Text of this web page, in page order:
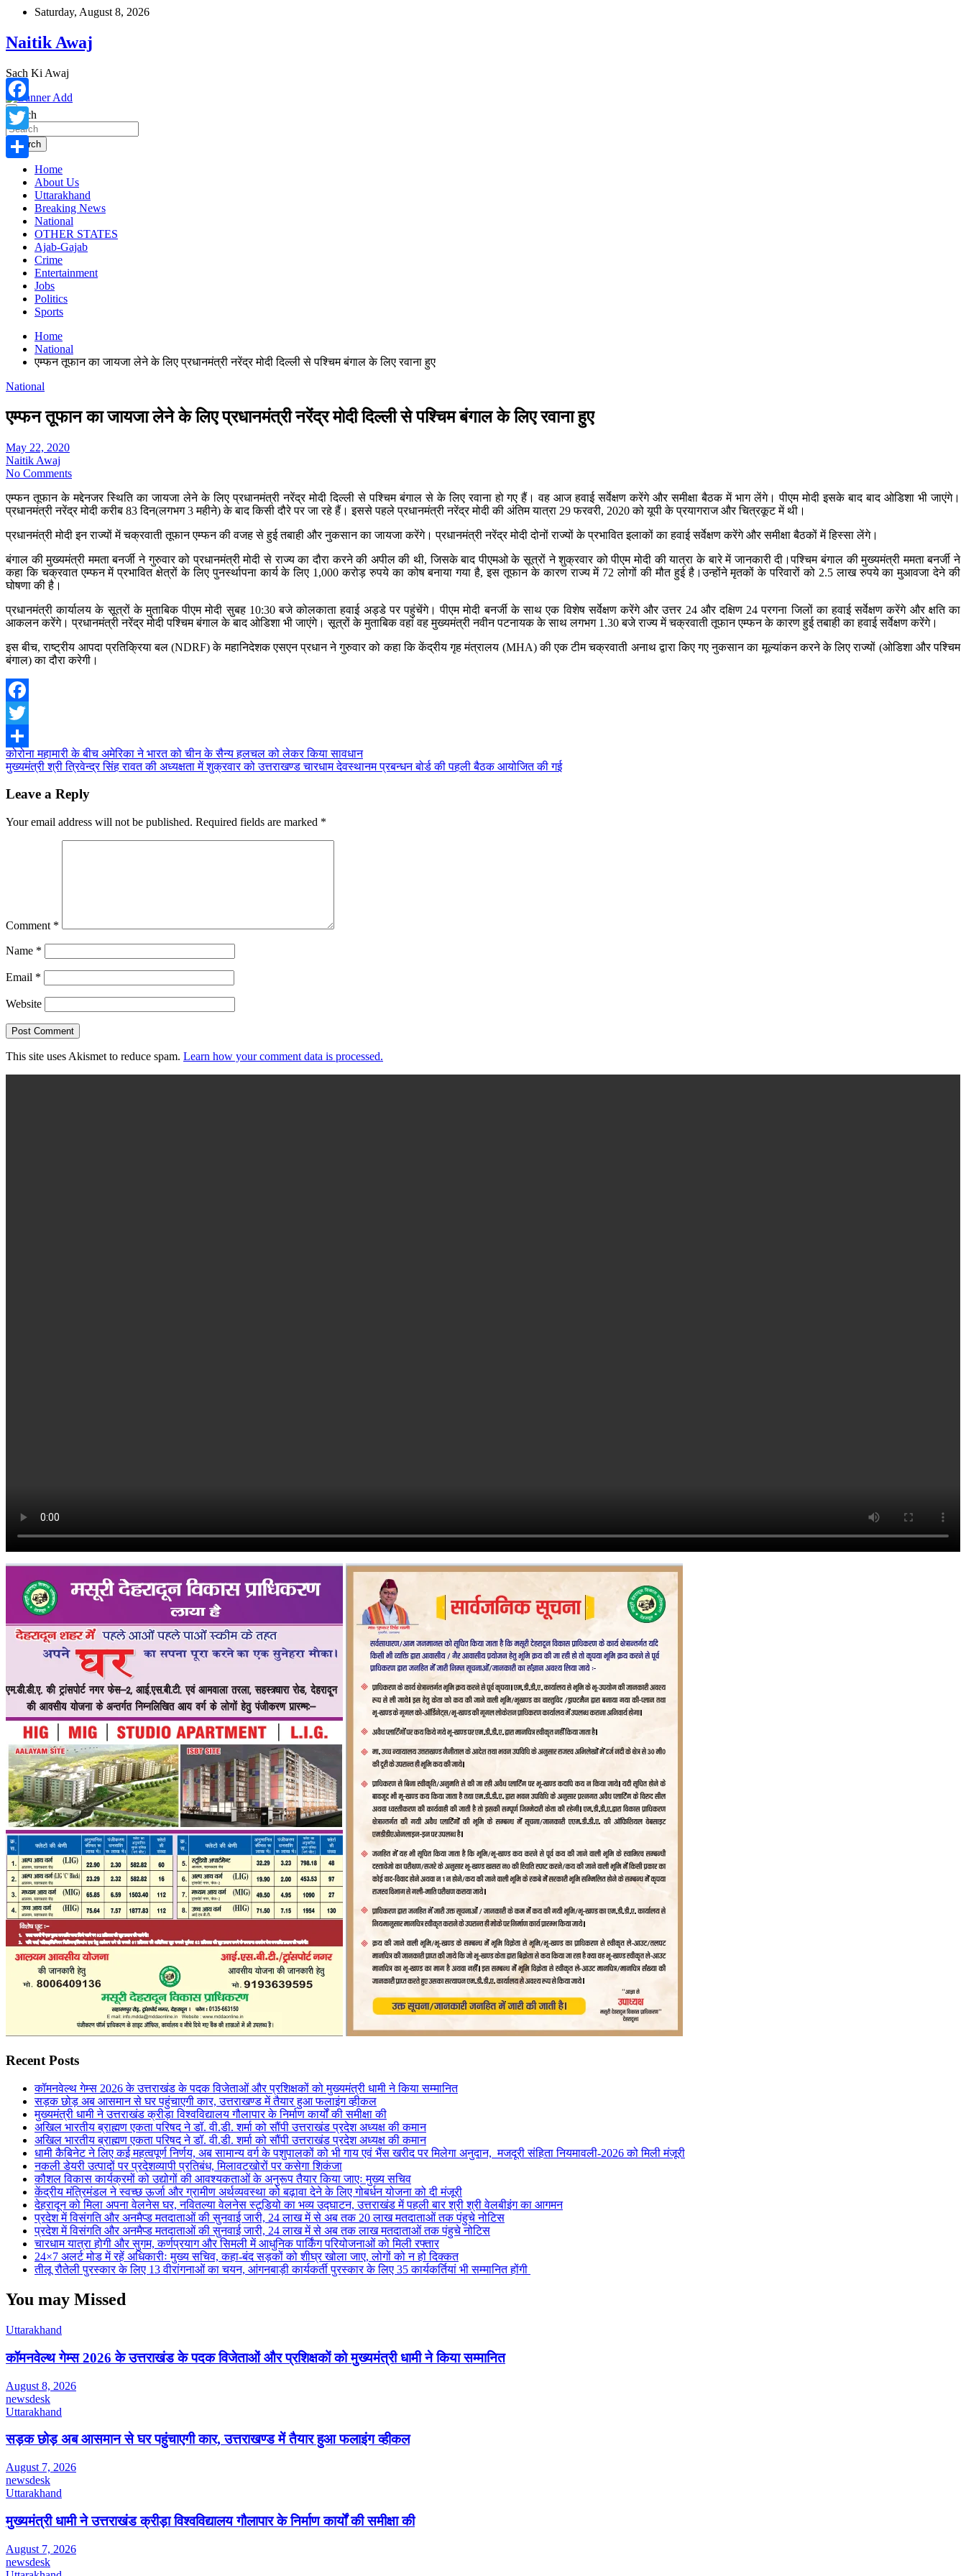
Skip
content
Saturday, August 8, 2026
Naitik Awaj
Sach Ki Awaj
Search
Search
Home
About Us
Uttarakhand
Breaking News
National
OTHER STATES
Ajab-Gajab
Crime
Entertainment
Jobs
Politics
Sports
Home
National
एम्फन तूफान का जायजा लेने के लिए प्रधानमंत्री नरेंद्र मोदी दिल्ली से पश्चिम बंगाल के लिए रवाना हुए
National
एम्फन तूफान का जायजा लेने के लिए प्रधानमंत्री नरेंद्र मोदी दिल्ली से पश्चिम बंगाल के लिए रवाना हुए
May 22, 2020
Naitik Awaj
No Comments
एम्फन तूफान के मद्देनजर स्थिति का जायजा लेने के लिए प्रधानमंत्री नरेंद्र मोदी दिल्ली से पश्चिम बंगाल से के लिए रवाना हो गए हैं। वह आज हवाई सर्वेक्षण करेंगे और समीक्षा बैठक में भाग लेंगे। पीएम मोदी इसके बाद बाद ओडिशा भी जाएंगे।
प्रधानमंत्री नरेंद्र मोदी करीब 83 दिन(लगभग 3 महीने) के बाद किसी दौरे पर जा रहे हैं। इससे पहले प्रधानमंत्री नरेंद्र मोदी की अंतिम यात्रा 29 फरवरी, 2020 को यूपी के प्रयागराज और चित्रकूट में थी।
प्रधानमंत्री मोदी इन राज्यों में चक्रवाती तूफान एम्फन की वजह से हुई तबाही और नुकसान का जायजा करेंगे। प्रधानमंत्री नरेंद्र मोदी दोनों राज्यों के प्रभावित इलाकों का हवाई सर्वेक्षण करेंगे और समीक्षा बैठकों में हिस्सा लेंगे।
बंगाल की मुख्यमंत्री ममता बनर्जी ने गुरुवार को प्रधानमंत्री मोदी से राज्य का दौरा करने की अपील की थी, जिसके बाद पीएमओ के सूत्रों ने शुक्रवार को पीएम मोदी की यात्रा के बारे में जानकारी दी।पश्चिम बंगाल की मुख्यमंत्री ममता बनर्जी ने
कहा कि चक्रवात एम्फन में प्रभावित क्षेत्रों के लिए पुनर्स्थापना कार्य के लिए 1,000 करोड़ रुपये का कोष बनाया गया है, इस तूफान के कारण राज्य में 72 लोगों की मौत हुई है।उन्होंने मृतकों के परिवारों को 2.5 लाख रुपये का मुआवजा देने की
घोषणा की है।
प्रधानमंत्री कार्यालय के सूत्रों के मुताबिक पीएम मोदी सुबह 10:30 बजे कोलकाता हवाई अड्डे पर पहुंचेंगे। पीएम मोदी बनर्जी के साथ एक विशेष सर्वेक्षण करेंगे और उत्तर 24 और दक्षिण 24 परगना जिलों का हवाई सर्वेक्षण करेंगे और क्षति का
आकलन करेंगे। प्रधानमंत्री नरेंद्र मोदी पश्चिम बंगाल के बाद ओडिशा भी जाएंगे। सूत्रों के मुताबिक वहां वह मुख्यमंत्री नवीन पटनायक के साथ लगभग 1.30 बजे राज्य में चक्रवाती तूफान एम्फन के कारण हुई तबाही का हवाई सर्वेक्षण करेंगे।
इस बीच, राष्ट्रीय आपदा प्रतिक्रिया बल (NDRF) के महानिदेशक एसएन प्रधान ने गुरुवार को कहा कि केंद्रीय गृह मंत्रालय (MHA) की एक टीम चक्रवाती अनाथ द्वारा किए गए नुकसान का मूल्यांकन करने के लिए राज्यों (ओडिशा और पश्चिम
बंगाल) का दौरा करेगी।
Facebook
Twitter
Share
Post
navigation
कोरोना महामारी के बीच अमेरिका ने भारत को चीन के सैन्‍य हलचल को लेकर किया सावधान
मुख्यमंत्री श्री त्रिवेन्द्र सिंह रावत की अध्यक्षता में शुक्रवार को उत्तराखण्ड चारधाम देवस्थानम प्रबन्धन बोर्ड की पहली बैठक आयोजित की गई
Leave a Reply
Your email address will not be published. Required fields are marked *
Comment *
Name *
Email *
Website
This site uses Akismet to reduce spam. Learn how your comment data is processed.
Recent Posts
कॉमनवेल्थ गेम्स 2026 के उत्तराखंड के पदक विजेताओं और प्रशिक्षकों को मुख्यमंत्री धामी ने किया सम्मानित
सड़क छोड़ अब आसमान से घर पहुंचाएगी कार, उत्तराखण्ड में तैयार हुआ फलाइंग व्हीकल
मुख्यमंत्री धामी ने उत्तराखंड क्रीड़ा विश्वविद्यालय गौलापार के निर्माण कार्यों की समीक्षा की
अखिल भारतीय ब्राह्मण एकता परिषद ने डॉ. वी.डी. शर्मा को सौंपी उत्तराखंड प्रदेश अध्यक्ष की कमान
अखिल भारतीय ब्राह्मण एकता परिषद ने डॉ. वी.डी. शर्मा को सौंपी उत्तराखंड प्रदेश अध्यक्ष की कमान
धामी कैबिनेट ने लिए कई महत्वपूर्ण निर्णय, अब सामान्य वर्ग के पशुपालकों को भी गाय एवं भैंस खरीद पर मिलेगा अनुदान, मजदूरी संहिता नियमावली-2026 को मिली मंजूरी
नकली डेयरी उत्पादों पर प्रदेशव्यापी प्रतिबंध, मिलावटखोरों पर कसेगा शिकंजा
कौशल विकास कार्यक्रमों को उद्योगों की आवश्यकताओं के अनुरूप तैयार किया जाएः मुख्य सचिव
केंद्रीय मंत्रिमंडल ने स्वच्छ ऊर्जा और ग्रामीण अर्थव्यवस्था को बढ़ावा देने के लिए गोबर्धन योजना को दी मंजूरी
देहरादून को मिला अपना वेलनेस घर, नवितल्या वेलनेस स्टूडियो का भव्य उद्घाटन, उत्तराखंड में पहली बार श्री श्री वेलबीइंग का आगमन
प्रदेश में विसंगति और अनमैप्ड मतदाताओं की सुनवाई जारी, 24 लाख में से अब तक 20 लाख मतदाताओं तक पंहुचे नोटिस
प्रदेश में विसंगति और अनमैप्ड मतदाताओं की सुनवाई जारी, 24 लाख में से अब तक लाख मतदाताओं तक पंहुचे नोटिस
चारधाम यात्रा होगी और सुगम, कर्णप्रयाग और सिमली में आधुनिक पार्किंग परियोजनाओं को मिली रफ्तार
24×7 अलर्ट मोड में रहें अधिकारीः मुख्य सचिव, कहा-बंद सड़कों को शीघ्र खोला जाए, लोगों को न हो दिक्कत
तीलू रौतेली पुरस्कार के लिए 13 वीरांगनाओं का चयन, आंगनबाड़ी कार्यकर्ती पुरस्कार के लिए 35 कार्यकर्तियां भी सम्मानित होंगी
You may Missed
Uttarakhand
कॉमनवेल्थ गेम्स 2026 के उत्तराखंड के पदक विजेताओं और प्रशिक्षकों को मुख्यमंत्री धामी ने किया सम्मानित
August 8, 2026
newsdesk
Uttarakhand
सड़क छोड़ अब आसमान से घर पहुंचाएगी कार, उत्तराखण्ड में तैयार हुआ फलाइंग व्हीकल
August 7, 2026
newsdesk
Uttarakhand
मुख्यमंत्री धामी ने उत्तराखंड क्रीड़ा विश्वविद्यालय गौलापार के निर्माण कार्यों की समीक्षा की
August 7, 2026
newsdesk
Facebook
Twitter
Share